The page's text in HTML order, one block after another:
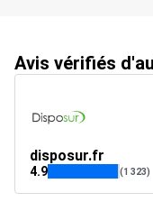
Avis vérifiés
disposur.fr
4.9 (1 323)